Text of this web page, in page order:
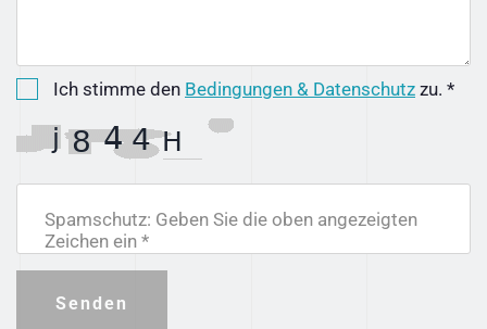
Ich stimme den Bedingungen & Datenschutz zu. *
Spamschutz: Geben Sie die oben angezeigten
Zeichen ein *
Senden